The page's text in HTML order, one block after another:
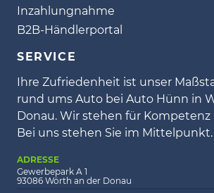
Inzahlungnahme
B2B-Händlerportal
SERVICE
Ihre Zufriedenheit ist unser
rund ums Auto bei Auto Hünn in
Donau. Wir stehen für Kompetenz
Bei uns stehen Sie im Mittelpunkt.
ADRESSE
Gewerbepark A 1
93086 Wörth an der Donau